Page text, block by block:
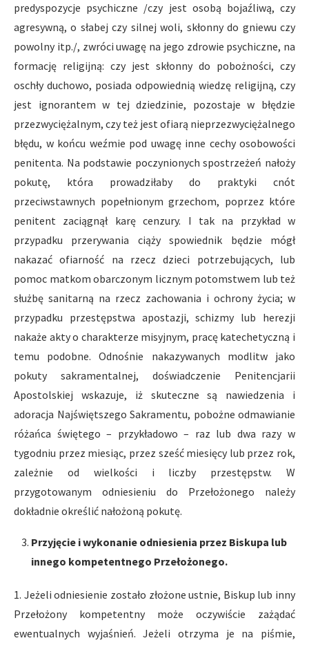
predyspozycje psychiczne /czy jest osobą bojaźliwą, czy
agresywną, o słabej czy silnej woli, skłonny do gniewu czy
powolny itp./, zwróci uwagę na jego zdrowie psychiczne, na
formację religijną: czy jest skłonny do pobożności, czy
oschły duchowo, posiada odpowiednią wiedzę religijną, czy
jest ignorantem w tej dziedzinie, pozostaje w błędzie
przezwyciężalnym, czy też jest ofiarą nieprzezwyciężalnego
błędu, w końcu weźmie pod uwagę inne cechy osobowości
penitenta. Na podstawie poczynionych spostrzeżeń nałoży
pokutę, która prowadziłaby do praktyki cnót
przeciwstawnych popełnionym grzechom, poprzez które
penitent zaciągnął karę cenzury. I tak na przykład w
przypadku przerywania ciąży spowiednik będzie mógł
nakazać ofiarność na rzecz dzieci potrzebujących, lub
pomoc matkom obarczonym licznym potomstwem lub też
służbę sanitarną na rzecz zachowania i ochrony życia; w
przypadku przestępstwa apostazji, schizmy lub herezji
nakaże akty o charakterze misyjnym, pracę katechetyczną i
temu podobne. Odnośnie nakazywanych modlitw jako
pokuty sakramentalnej, doświadczenie Penitencjarii
Apostolskiej wskazuje, iż skuteczne są nawiedzenia i
adoracja Najświętszego Sakramentu, pobożne odmawianie
różańca świętego – przykładowo – raz lub dwa razy w
tygodniu przez miesiąc, przez sześć miesięcy lub przez rok,
zależnie od wielkości i liczby przestępstw. W
przygotowanym odniesieniu do Przełożonego należy
dokładnie określić nałożoną pokutę.
Przyjęcie i wykonanie odniesienia przez Biskupa lub
innego kompetentnego Przełożonego.
1. Jeżeli odniesienie zostało złożone ustnie, Biskup lub inny
Przełożony kompetentny może oczywiście zażądać
ewentualnych wyjaśnień. Jeżeli otrzyma je na piśmie,